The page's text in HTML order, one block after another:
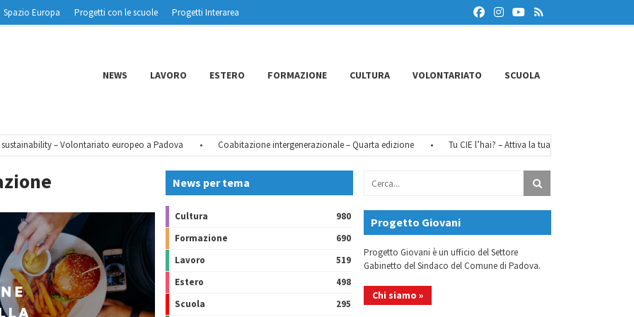
Spazio Europa Progetti con le scuole
Progetti Interarea
NEWS LAVORO ESTERO FORMAZIONE CULTURA VOLONTARIATO SCUOLA
– Volontariato europeo a Padova • Coabitazione intergenerazionale – Quarta edizione • Tu CIE l’hai? – Attiva la tua identità digitale
News per tema
Cultura
980
Formazione
690
Lavoro
519
Estero
498
Scuola
295
Progetto Giovani
Progetto Giovani è un ufficio del Settore
Gabinetto del Sindaco del Comune di Padova.
Chi siamo »